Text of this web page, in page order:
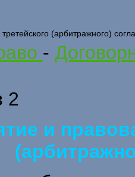
(арбитражного)
-
2
и